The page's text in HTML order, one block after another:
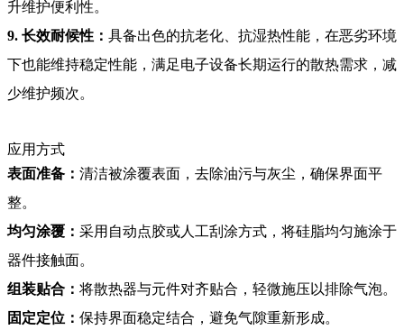
升维护便利性。
9. 长效耐候性： 具备出色的抗老化、抗湿热性能，在恶劣环境
下也能维持稳定性能，满足电子设备长期运行的散热需求，减
少维护频次。
应用方式
表面准备： 清洁被涂覆表面，去除油污与灰尘，确保界面平
整。
均匀涂覆： 采用自动点胶或人工刮涂方式，将硅脂均匀施涂于
器件接触面。
组装贴合： 将散热器与元件对齐贴合，轻微施压以排除气泡。
固定定位： 保持界面稳定结合，避免气隙重新形成。